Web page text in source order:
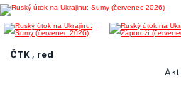
ČTK , red